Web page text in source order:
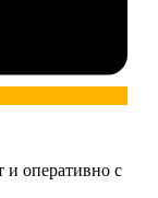
и оперативно с